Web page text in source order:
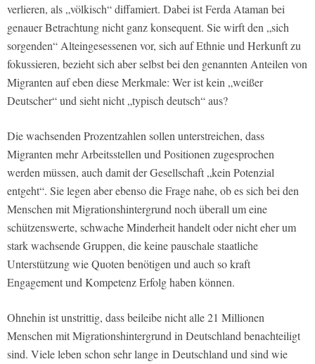
verlieren, als „völkisch“ diffamiert. Dabei ist Ferda Ataman bei
genauer Betrachtung nicht ganz konsequent. Sie wirft den „sich
sorgenden“ Alteingesessenen vor, sich auf Ethnie und Herkunft zu
fokussieren, bezieht sich aber selbst bei den genannten Anteilen von
Migranten auf eben diese Merkmale: Wer ist kein „weißer
Deutscher“ und sieht nicht „typisch deutsch“ aus?
Die wachsenden Prozentzahlen sollen unterstreichen, dass
Migranten mehr Arbeitsstellen und Positionen zugesprochen
werden müssen, auch damit der Gesellschaft „kein Potenzial
entgeht“. Sie legen aber ebenso die Frage nahe, ob es sich bei den
Menschen mit Migrationshintergrund noch überall um eine
schützenswerte, schwache Minderheit handelt oder nicht eher um
stark wachsende Gruppen, die keine pauschale staatliche
Unterstützung wie Quoten benötigen und auch so kraft
Engagement und Kompetenz Erfolg haben können.
Ohnehin ist unstrittig, dass beileibe nicht alle 21 Millionen
Menschen mit Migrationshintergrund in Deutschland benachteiligt
sind. Viele leben schon sehr lange in Deutschland und sind wie